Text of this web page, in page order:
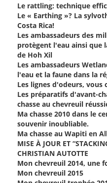
Le rattling: technique
Le « Earthing »? La
Costa Rica!
Les ambassadeurs des
protègent l'eau ainsi que
de Hoh Xil
Les ambassadeurs
l'eau et la faune dans la
Les lignes d'odeurs, vous
Les préparatifs d'avant-
chasse au chevreuil
Ma chasse 2010 dans le
souvenir inoubliable.
Ma chasse au Wapiti en
MISE À JOUR ET
CHRISTIAN AUTOTTE
Mon chevreuil 2014, une
Mon chevreuil 2015